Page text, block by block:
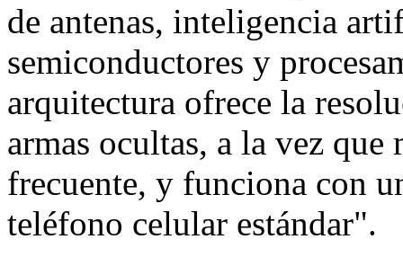
de antenas, inteligencia
semiconductores y
arquitectura ofrece la
armas ocultas, a la vez
frecuente, y funciona con
teléfono celular estándar".